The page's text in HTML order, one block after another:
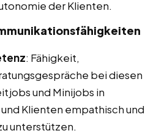
der Klienten.
: Fähigkeit,
bei diesen
und Minijobs in
Klienten empathisch und
unterstützen.